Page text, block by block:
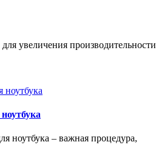
увеличения производительности
ноутбука – важная процедура,